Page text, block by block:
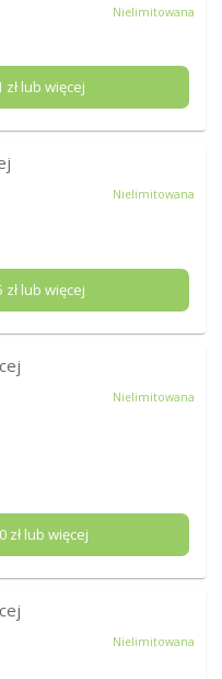
Nielimitowana
zł lub więcej
Nielimitowana
zł lub więcej
Nielimitowana
zł lub więcej
Nielimitowana